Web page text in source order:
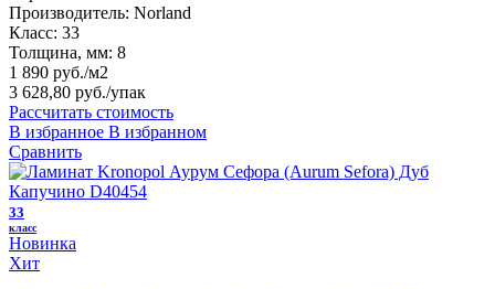
Производитель: Norland
Класс: 33
Толщина, мм: 8
1 890 руб./м2
3 628,80 руб./упак
Рассчитать стоимость
В избранное В избранном
Сравнить
33
класс
Новинка
Хит